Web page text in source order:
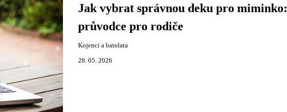
Jak vybrat správnou deku pro miminko:
průvodce pro rodiče
Kojenci a batolata
28. 05. 2026